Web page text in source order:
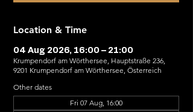
Location & Time
04 Aug 2026, 16:00 – 21:00
Krumpendorf am Wörthersee, Hauptstraße 236,
9201 Krumpendorf am Wörthersee, Österreich
Other dates
Fri 07 Aug, 16:00